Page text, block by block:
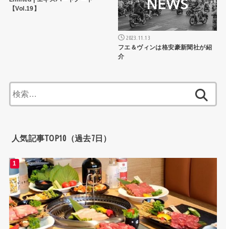
【Vol.19】
2023.11.13
フエ＆ヴィンは格安豪新聞社が紹
介
索:
人気記事TOP10（過去7日）